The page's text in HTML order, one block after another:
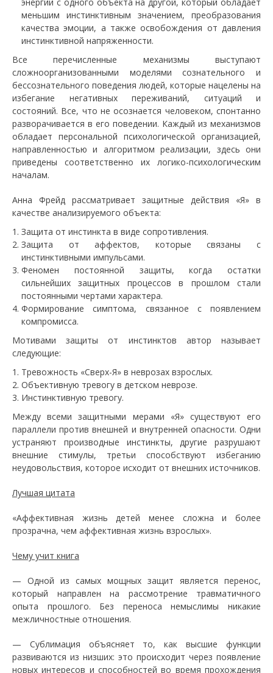
меньшим инстинктивным значением, преобразования
качества эмоции, а также освобождения от давления
инстинктивной напряженности.
Все перечисленные механизмы выступают
сложноорганизованными моделями сознательного и
бессознательного поведения людей, которые нацелены на
избегание негативных переживаний, ситуаций и
состояний. Все, что не осознается человеком, спонтанно
разворачивается в его поведении. Каждый из механизмов
обладает персональной психологической организацией,
направленностью и алгоритмом реализации, здесь они
приведены соответственно их логико-психологическим
началам.
Анна Фрейд рассматривает защитные действия «Я» в
качестве анализируемого объекта:
Защита от инстинкта в виде сопротивления.
Защита от аффектов, которые связаны с
инстинктивными импульсами.
Феномен постоянной защиты, когда остатки
сильнейших защитных процессов в прошлом стали
постоянными чертами характера.
Формирование симптома, связанное с появлением
компромисса.
Мотивами защиты от инстинктов автор называет
следующие:
Тревожность «Сверх-Я» в неврозах взрослых.
Объективную тревогу в детском неврозе.
Инстинктивную тревогу.
Между всеми защитными мерами «Я» существуют его
параллели против внешней и внутренней опасности. Одни
устраняют производные инстинкты, другие разрушают
внешние стимулы, третьи способствуют избеганию
неудовольствия, которое исходит от внешних источников.
Лучшая цитата
«Аффективная жизнь детей менее сложна и более
прозрачна, чем аффективная жизнь взрослых».
Чему учит книга
— Одной из самых мощных защит является перенос,
который направлен на рассмотрение травматичного
опыта прошлого. Без переноса немыслимы никакие
межличностные отношения.
— Сублимация объясняет то, как высшие функции
развиваются из низших: это происходит через появление
новых интересов и способностей во время прохождения